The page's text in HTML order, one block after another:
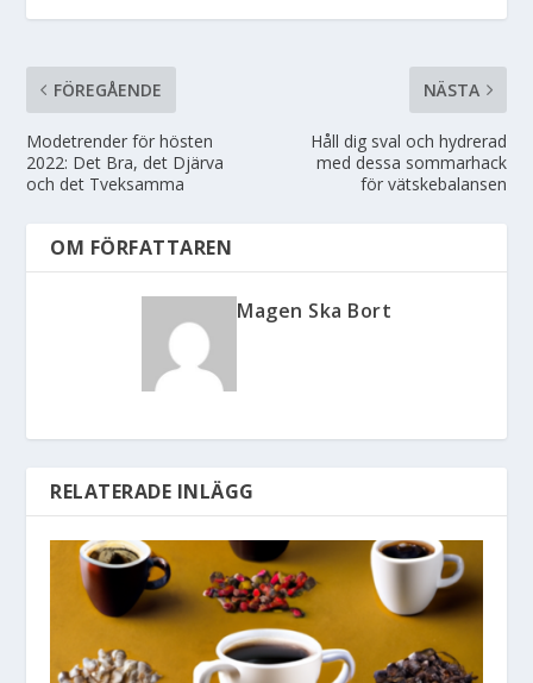
FÖREGÅENDE
Modetrender för hösten
2022: Det Bra, det Djärva
och det Tveksamma
NÄSTA
Håll dig sval och hydrerad
med dessa sommarhack
för vätskebalansen
OM FÖRFATTAREN
Magen Ska Bort
RELATERADE INLÄGG